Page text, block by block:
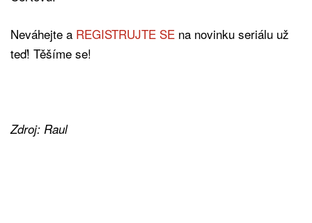
Neváhejte a REGISTRUJTE SE na novinku seriálu už
teď! Těšíme se!
Zdroj: Raul